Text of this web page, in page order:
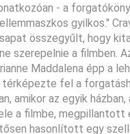
- a
gyilkos."
összegyűlt, hogy
szerepelnie a filmben.
Maddalena épp a
fel a
amikor az egyik
a filmbe, megpillantott
hasonlított egy